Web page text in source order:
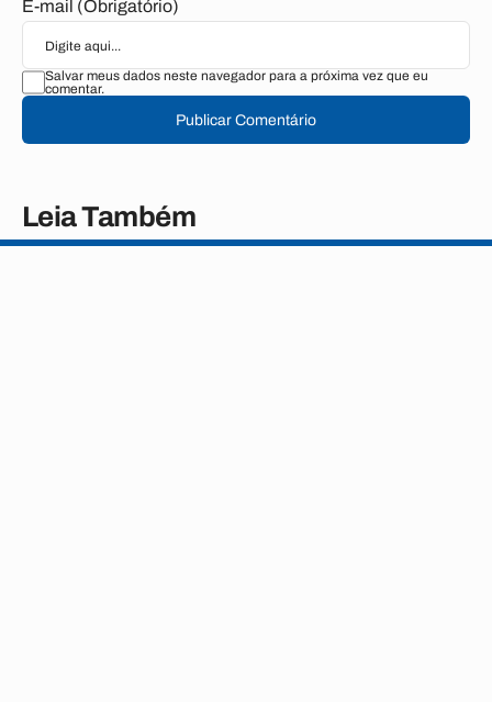
E-mail (Obrigatório)
Salvar meus dados neste navegador para a próxima vez que eu
comentar.
Publicar Comentário
Leia Também